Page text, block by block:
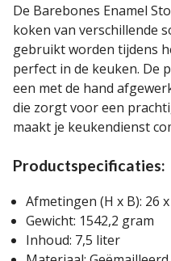
De Barebones Enamel
koken van verschillende
gebruikt worden tijdens
perfect in de keuken. De
een met de hand
die zorgt voor een
maakt je keukendienst
Productspecificaties:
Afmetingen (H x B): 26
Gewicht: 1542,2 gram
Inhoud: 7,5 liter